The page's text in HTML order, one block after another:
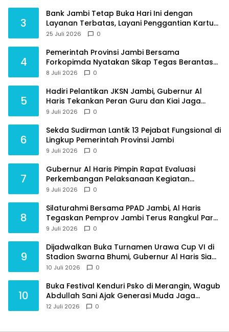
3
Bank Jambi Tetap Buka Hari Ini dengan
Layanan Terbatas, Layani Penggantian Kartu
ATM dan Perubahan PIN
25 Juli 2026 0
4
Pemerintah Provinsi Jambi Bersama
Forkopimda Nyatakan Sikap Tegas Berantas
Geng Motor
8 Juli 2026 0
5
Hadiri Pelantikan JKSN Jambi, Gubernur Al
Haris Tekankan Peran Guru dan Kiai Jaga
Moral Generasi Bangsa
9 Juli 2026 0
6
Sekda Sudirman Lantik 13 Pejabat Fungsional di
Lingkup Pemerintah Provinsi Jambi
9 Juli 2026 0
7
Gubernur Al Haris Pimpin Rapat Evaluasi
Perkembangan Pelaksanaan Kegiatan
Pembangunan Triwulan II TA 2026
9 Juli 2026 0
8
Silaturahmi Bersama PPAD Jambi, Al Haris
Tegaskan Pemprov Jambi Terus Rangkul Para
Purnawirawan
9 Juli 2026 0
9
Dijadwalkan Buka Turnamen Urawa Cup VI di
Stadion Swarna Bhumi, Gubernur Al Haris Siap
Berlaga Lawan Tim Urawa
10 Juli 2026 0
10
Buka Festival Kenduri Psko di Merangin, Wagub
Abdullah Sani Ajak Generasi Muda Jaga
Budaya dan Jauhi Narkoba
12 Juli 2026 0